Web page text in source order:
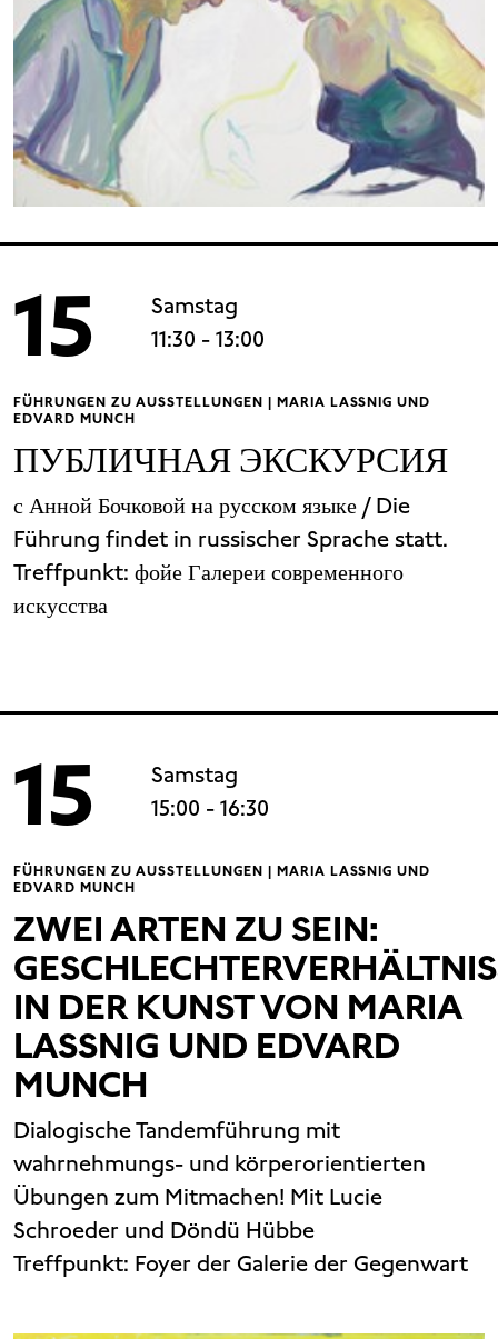
15
Samstag
11:30 - 13:00
FÜHRUNGEN ZU AUSSTELLUNGEN | MARIA LASSNIG UND
EDVARD MUNCH
ПУБЛИЧНАЯ ЭКСКУРСИЯ
с Анной Бочковой на русском языке / Die
Führung findet in russischer Sprache statt.
Treffpunkt: фойе Галереи современного
искусства
15
Samstag
15:00 - 16:30
FÜHRUNGEN ZU AUSSTELLUNGEN | MARIA LASSNIG UND
EDVARD MUNCH
ZWEI ARTEN ZU SEIN:
IN DER KUNST VON MARIA
LASSNIG UND EDVARD
MUNCH
Dialogische Tandemführung mit
wahrnehmungs- und körperorientierten
Übungen zum Mitmachen! Mit Lucie
Schroeder und Döndü Hübbe
Treffpunkt: Foyer der Galerie der Gegenwart